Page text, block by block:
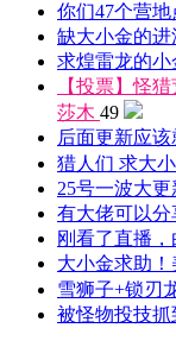
你们47个营地
缺大小金的进
求煌雷龙的小
【投票】怪
莎木 49
后面更新应
猎人们 求大小
25号一波大更
有大佬可以
刚看了直播
大小金求助！
雪狮子+锁刃
被怪物投技抓